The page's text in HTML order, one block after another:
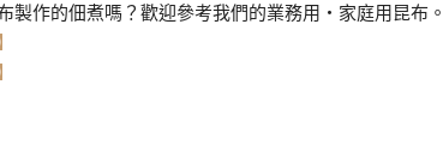
製作的佃煮嗎？歡迎參考我們的業務用・家庭用昆布。